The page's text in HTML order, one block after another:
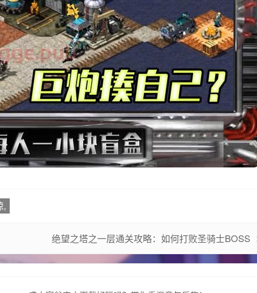
,
绝望之塔之一层通关攻略：如何打败圣骑士BOSS